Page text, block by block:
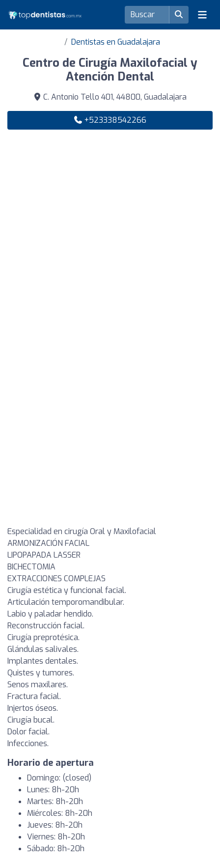
Dentistas en Guadalajara
Centro de Cirugía Maxilofacial y
Atención Dental
C. Antonio Tello 401, 44800, Guadalajara
+523338542266
Especialidad en cirugía Oral y Maxilofacial
ARMONIZACIÓN FACIAL
LIPOPAPADA LASSER
BICHECTOMIA
EXTRACCIONES COMPLEJAS
Cirugía estética y funcional facial.
Articulación temporomandibular.
Labio y paladar hendido.
Reconstrucción facial.
Cirugía preprotésica.
Glándulas salivales.
Implantes dentales.
Quistes y tumores.
Senos maxilares.
Fractura facial.
Injertos óseos.
Cirugía bucal.
Dolor facial.
Infecciones.
Horario de apertura
Domingo: (closed)
Lunes: 8h-20h
Martes: 8h-20h
Miércoles: 8h-20h
Jueves: 8h-20h
Viernes: 8h-20h
Sábado: 8h-20h